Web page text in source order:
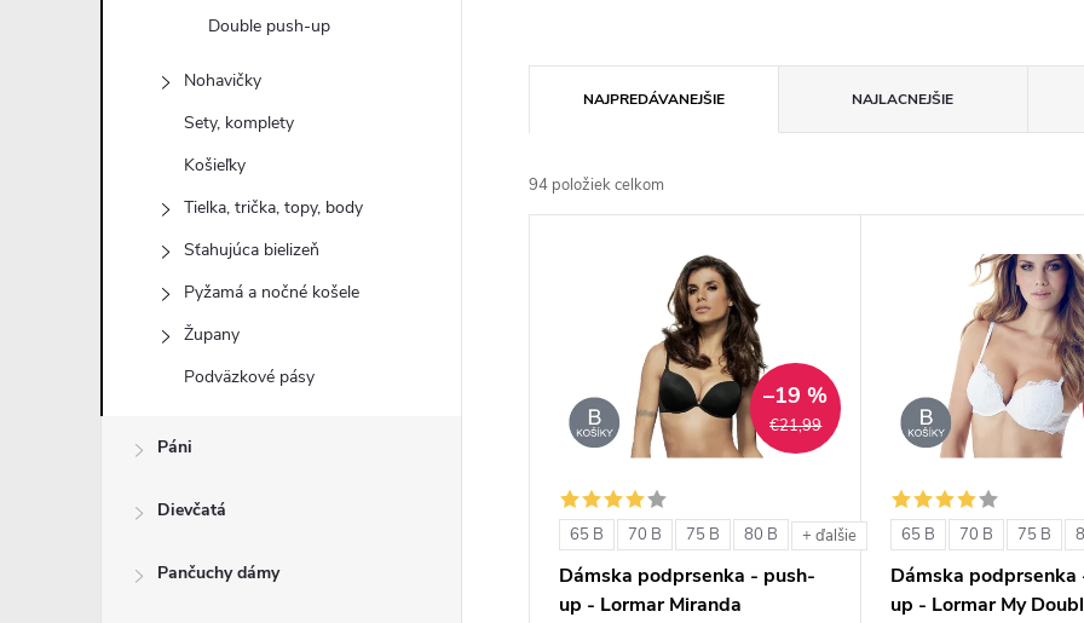
Double push-up
Nohavičky
Sety, komplety
Košieľky
Tielka, trička, topy, body
Sťahujúca bielizeň
Pyžamá a nočné košele
Župany
Podväzkové pásy
Páni
Dievčatá
Pančuchy dámy
a
d
NAJPREDÁVANEJŠIE NAJLACNEJŠIE
94 položiek celkom
€21,99
–19 %
65 B 70 B 75 B 80 B + ďalšie
Dámska podprsenka - push-
up - Lormar Miranda
65 B 70 B 75 B
Dámska podprsenka
up - Lormar My